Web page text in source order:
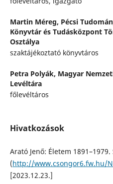
Martin Méreg, Pécsi
Könyvtár és Tudásközpont
Osztálya
szaktájékoztató könyvtáros
Petra Polyák, Magyar
Levéltára
főlevéltáros
Hivatkozások
Arató Jenő: Életem
(http://www.csongor6.fw.hu/
[2023.12.23.]